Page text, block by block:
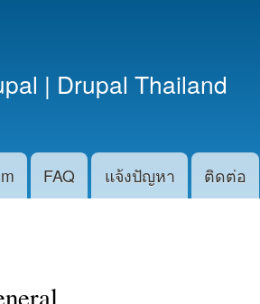
หลัก
| Drupal Thailand
FAQ แจ้งปัญหา ติดต่อ